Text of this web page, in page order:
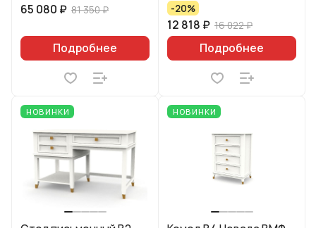
65 080 ₽ 81 350 ₽
Подробнее
-20%
12 818 ₽ 16 022 ₽
Подробнее
НОВИНКИ НОВИНКИ